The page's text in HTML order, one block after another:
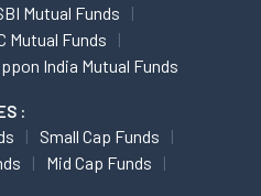
Mutual Funds
Mutual Funds
India Mutual Funds
:
Small Cap Funds
Mid Cap Funds